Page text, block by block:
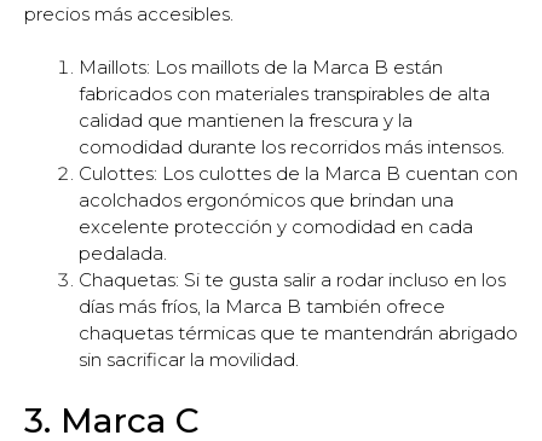
precios más accesibles.
Maillots: Los maillots de la Marca B están
fabricados con materiales transpirables de alta
calidad que mantienen la frescura y la
comodidad durante los recorridos más intensos.
Culottes: Los culottes de la Marca B cuentan con
acolchados ergonómicos que brindan una
excelente protección y comodidad en cada
pedalada.
Chaquetas: Si te gusta salir a rodar incluso en los
días más fríos, la Marca B también ofrece
chaquetas térmicas que te mantendrán abrigado
sin sacrificar la movilidad.
3. Marca C